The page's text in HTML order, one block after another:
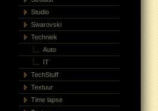
Studio
Swarovski
Techniek
Auto
IT
TechStuff
Textuur
Time lapse